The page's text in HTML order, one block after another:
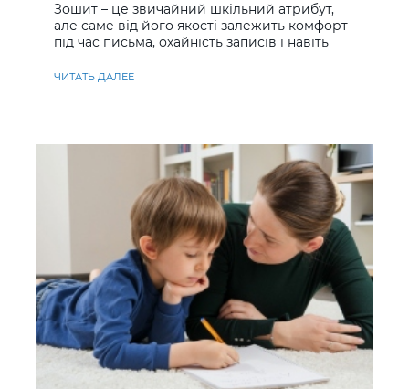
Зошит – це звичайний шкільний атрибут,
але саме від його якості залежить комфорт
під час письма, охайність записів і навіть
ЧИТАТЬ ДАЛЕЕ